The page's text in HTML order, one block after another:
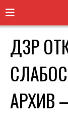
ДЗР
АРХИВ